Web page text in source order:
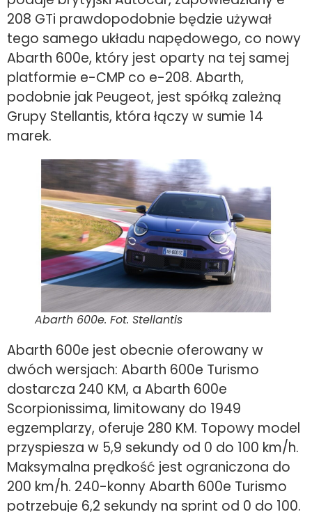
208 GTi prawdopodobnie będzie używał
tego samego układu napędowego, co nowy
Abarth 600e, który jest oparty na tej samej
platformie e-CMP co e-208. Abarth,
podobnie jak Peugeot, jest spółką zależną
Grupy Stellantis, która łączy w sumie 14
marek.
Abarth 600e. Fot. Stellantis
Abarth 600e jest obecnie oferowany w
dwóch wersjach: Abarth 600e Turismo
dostarcza 240 KM, a Abarth 600e
Scorpionissima, limitowany do 1949
egzemplarzy, oferuje 280 KM. Topowy model
przyspiesza w 5,9 sekundy od 0 do 100 km/h.
Maksymalna prędkość jest ograniczona do
200 km/h. 240-konny Abarth 600e Turismo
potrzebuje 6,2 sekundy na sprint od 0 do 100.